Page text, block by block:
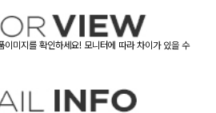
이미지를 확인하세요! 모니터에 따라 차이가 있을 수